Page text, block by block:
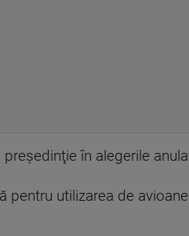
în alegerile
pentru utilizarea de